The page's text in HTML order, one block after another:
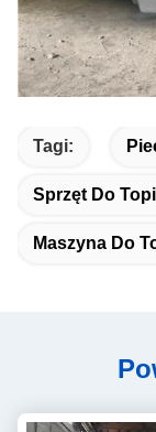
Tagi:
Sprzęt Do
Maszyna Do